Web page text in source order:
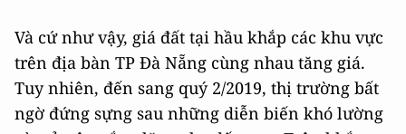
Và cứ như vậy, giá đất tại hầu khắp các khu vực
trên địa bàn TP Đà Nẵng cùng nhau tăng giá.
Tuy nhiên, đến sang quý 2/2019, thị trường bất
ngờ đứng sựng sau những diễn biến khó lường